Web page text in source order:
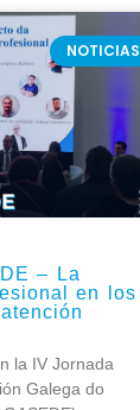
NOTICIAS
– La
en los
la IV Jornada
Galega do